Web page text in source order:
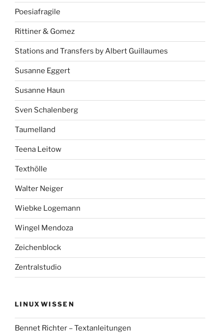
Poesiafragile
Rittiner & Gomez
Stations and Transfers by Albert Guillaumes
Susanne Eggert
Susanne Haun
Sven Schalenberg
Taumelland
Teena Leitow
Texthölle
Walter Neiger
Wiebke Logemann
Wingel Mendoza
Zeichenblock
Zentralstudio
LINUXWISSEN
Bennet Richter – Textanleitungen